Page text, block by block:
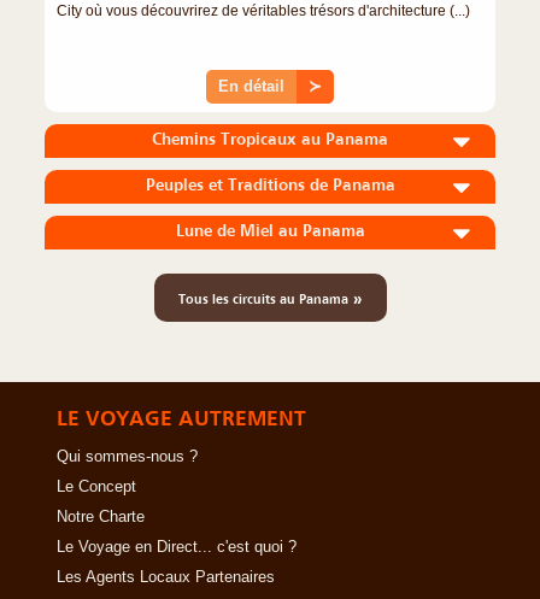
City où vous découvrirez de véritables trésors d'architecture (...)
En détail ≻
Chemins Tropicaux au Panama
Peuples et Traditions de Panama
Lune de Miel au Panama
Tous les circuits au Panama»
LE VOYAGE AUTREMENT
Qui sommes-nous ?
Le Concept
Notre Charte
Le Voyage en Direct... c'est quoi ?
Les Agents Locaux Partenaires